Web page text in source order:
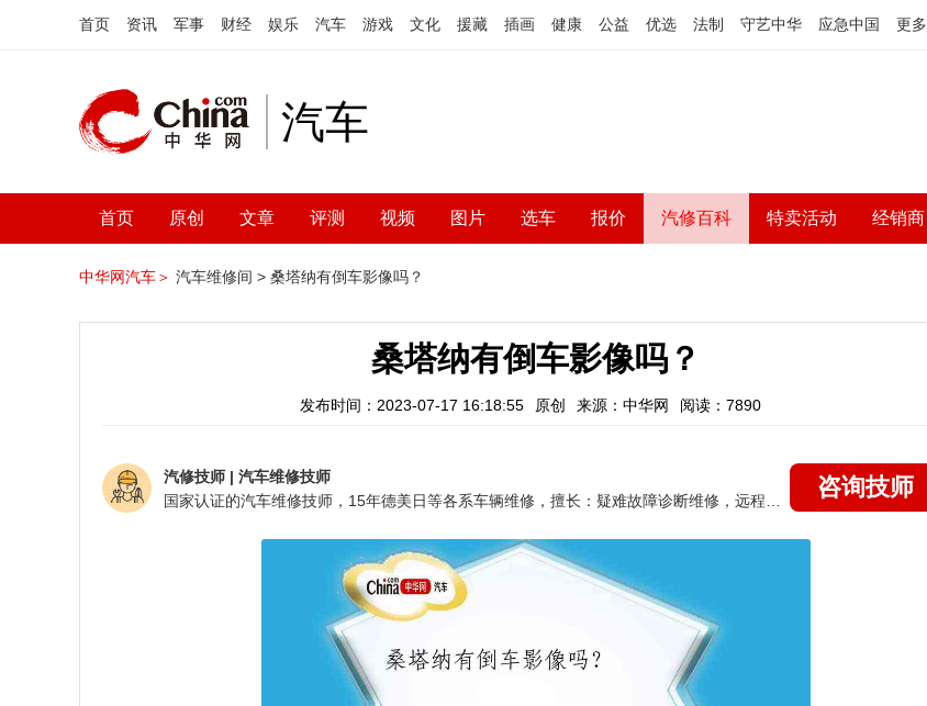
首页 资讯 军事 财经 娱乐 汽车 游戏 文化 援藏 插画 健康 公益 优选 法制 守艺中华 应急中国 更多
汽车
首页 原创 文章 评测 视频 图片 选车 报价 汽修百科 特卖活动 经销商
中华网汽车＞ 汽车维修间 > 桑塔纳有倒车影像吗？
桑塔纳有倒车影像吗？
发布时间：2023-07-17 16:18:55 原创 来源：中华网 阅读：7890
汽修技师 | 汽车维修技师
咨询技师